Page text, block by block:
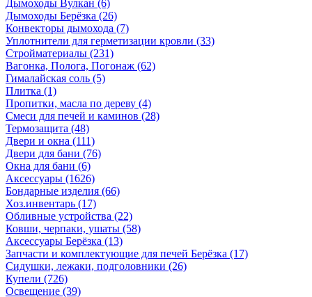
Дымоходы Вулкан (6)
Дымоходы Берёзка (26)
Конвекторы дымохода (7)
Уплотнители для герметизации кровли (33)
Стройматериалы (231)
Вагонка, Полога, Погонаж (62)
Гималайская соль (5)
Плитка (1)
Пропитки, масла по дереву (4)
Смеси для печей и каминов (28)
Термозащита (48)
Двери и окна (111)
Двери для бани (76)
Окна для бани (6)
Аксессуары (1626)
Бондарные изделия (66)
Хоз.инвентарь (17)
Обливные устройства (22)
Ковши, черпаки, ушаты (58)
Аксессуары Берёзка (13)
Запчасти и комплектующие для печей Берёзка (17)
Сидушки, лежаки, подголовники (26)
Купели (726)
Освещение (39)